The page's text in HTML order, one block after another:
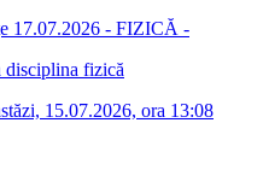
17.07.2026 - FIZICĂ -
disciplina fizică
15.07.2026, ora 13:08